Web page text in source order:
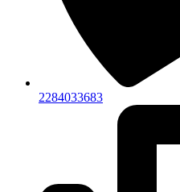
2284033683